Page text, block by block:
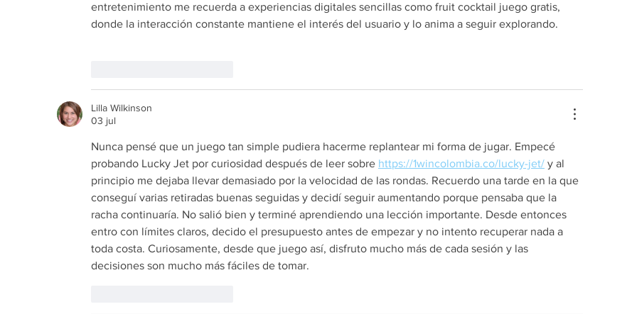
entretenimiento me recuerda a experiencias digitales sencillas como fruit cocktail juego gratis,
donde la interacción constante mantiene el interés del usuario y lo anima a seguir explorando.
Lilla Wilkinson
03 jul
Nunca pensé que un juego tan simple pudiera hacerme replantear mi forma de jugar. Empecé
probando Lucky Jet por curiosidad después de leer sobre https://1wincolombia.co/lucky-jet/ y al
principio me dejaba llevar demasiado por la velocidad de las rondas. Recuerdo una tarde en la que
conseguí varias retiradas buenas seguidas y decidí seguir aumentando porque pensaba que la
racha continuaría. No salió bien y terminé aprendiendo una lección importante. Desde entonces
entro con límites claros, decido el presupuesto antes de empezar y no intento recuperar nada a
toda costa. Curiosamente, desde que juego así, disfruto mucho más de cada sesión y las
decisiones son mucho más fáciles de tomar.